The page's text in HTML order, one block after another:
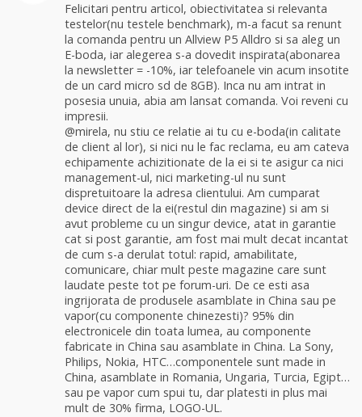
Felicitari pentru articol, obiectivitatea si relevanta
testelor(nu testele benchmark), m-a facut sa renunt
la comanda pentru un Allview P5 Alldro si sa aleg un
E-boda, iar alegerea s-a dovedit inspirata(abonarea
la newsletter = -10%, iar telefoanele vin acum insotite
de un card micro sd de 8GB). Inca nu am intrat in
posesia unuia, abia am lansat comanda. Voi reveni cu
impresii.
@mirela, nu stiu ce relatie ai tu cu e-boda(in calitate
de client al lor), si nici nu le fac reclama, eu am cateva
echipamente achizitionate de la ei si te asigur ca nici
management-ul, nici marketing-ul nu sunt
dispretuitoare la adresa clientului. Am cumparat
device direct de la ei(restul din magazine) si am si
avut probleme cu un singur device, atat in garantie
cat si post garantie, am fost mai mult decat incantat
de cum s-a derulat totul: rapid, amabilitate,
comunicare, chiar mult peste magazine care sunt
laudate peste tot pe forum-uri. De ce esti asa
ingrijorata de produsele asamblate in China sau pe
vapor(cu componente chinezesti)? 95% din
electronicele din toata lumea, au componente
fabricate in China sau asamblate in China. La Sony,
Philips, Nokia, HTC…componentele sunt made in
China, asamblate in Romania, Ungaria, Turcia, Egipt…
sau pe vapor cum spui tu, dar platesti in plus mai
mult de 30% firma, LOGO-UL.